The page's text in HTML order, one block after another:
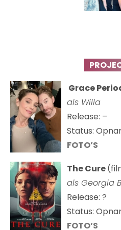
Grace
als Willa
Release: –
Status:
FOTO’S
The Cure
als Georgia
Release: ?
Status:
FOTO’S